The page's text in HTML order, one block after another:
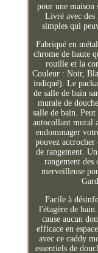
pour une maison
Livré avec des
simples qui
Fabriqué en
chrome de haute
rouille et la
Couleur : Noir,
indiqué). Le
de salle de bain
murale de
salle de bain.
autocollant mural
endommager
pouvez
de rangement.
rangement des
merveilleuse
Facile à
l'étagère de
cause aucun
efficace en
avec ce caddy
essentiels de